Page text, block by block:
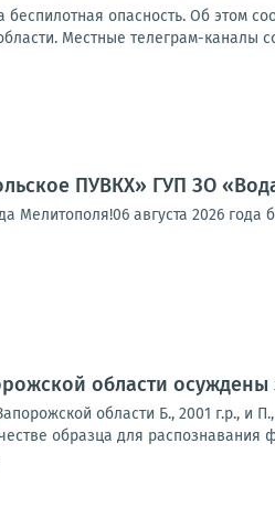
опасность. Об этом
Местные телеграм-
ПУВКХ» ГУП ЗО
Мелитополя!06 августа 2026
области
области Б., 2001 г.р., и
образца для распознавания